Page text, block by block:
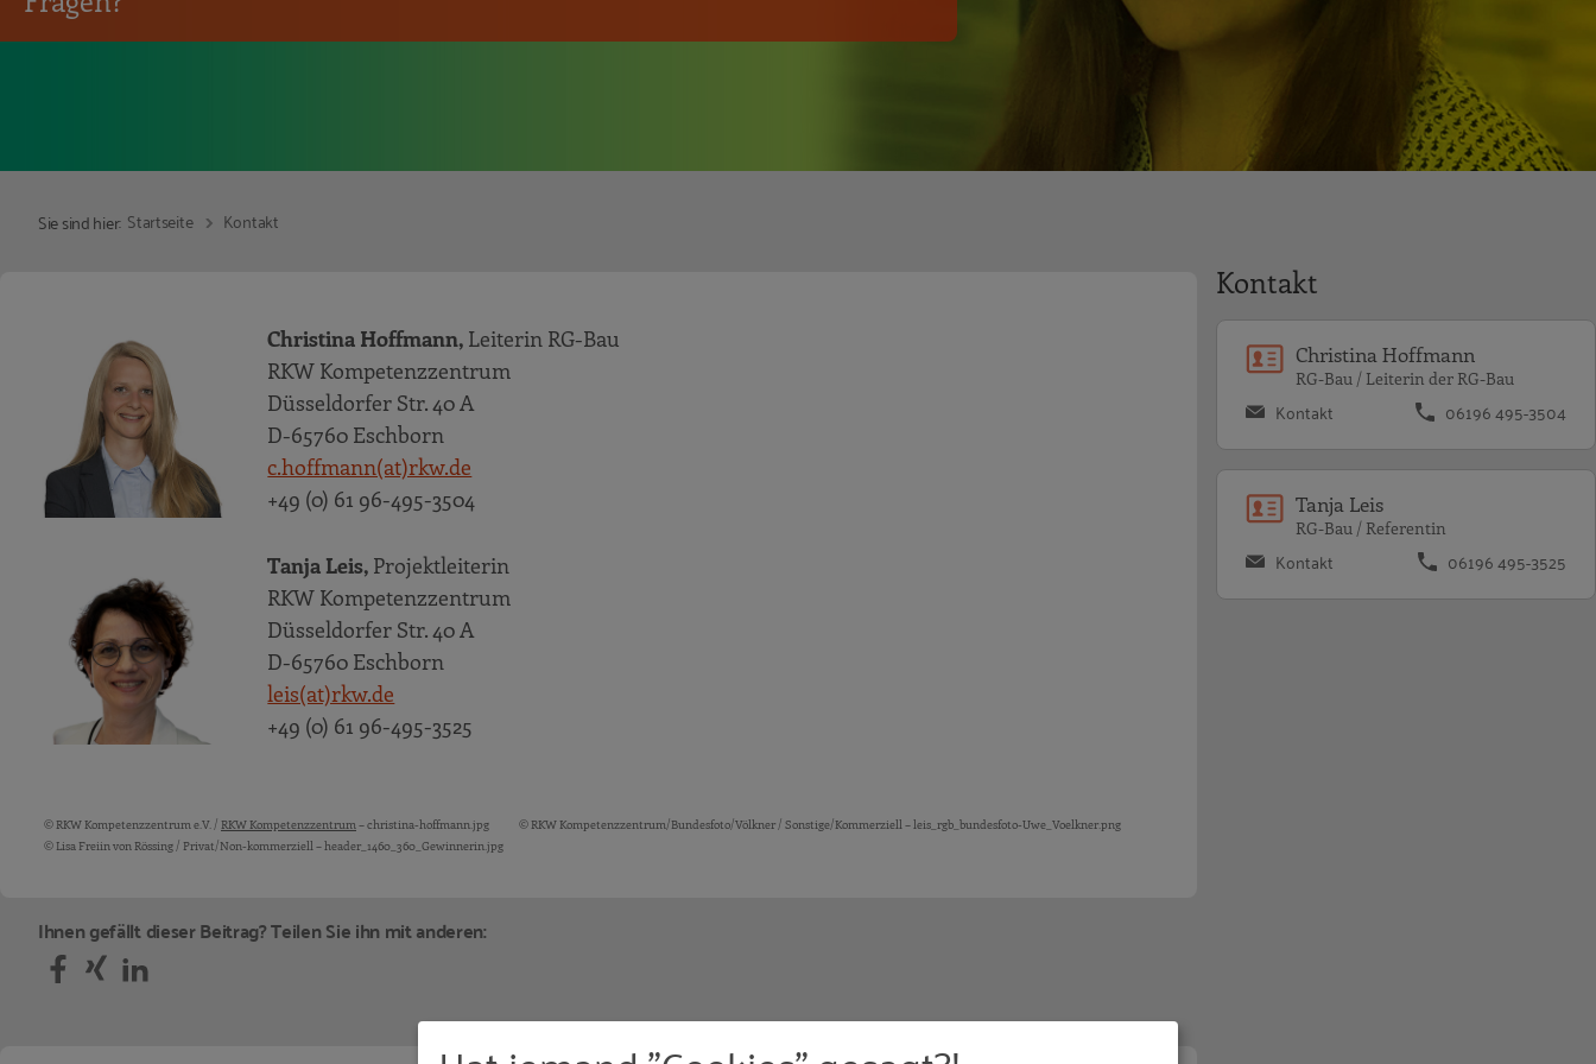
Sie sind hier: Startseite Kontakt
Christina Hoffmann, Leiterin RG-Bau
RKW Kompetenzzentrum
Düsseldorfer Str. 40 A
D-65760 Eschborn
c.hoffmann(at)rkw.de
+49 (0) 61 96-495-3504
Tanja Leis, Projektleiterin
RKW Kompetenzzentrum
Düsseldorfer Str. 40 A
D-65760 Eschborn
leis(at)rkw.de
+49 (0) 61 96-495-3525
Bildquellen und Copyright-Hinweise
© RKW Kompetenzzentrum e.V. / RKW Kompetenzzentrum – christina-hoffmann.jpg
© RKW Kompetenzzentrum/Bundesfoto/Völkner / Sonstige/Kommerziell – leis_rgb_bundesfoto-Uwe_Voelkner.png
© Lisa Freiin von Rössing / Privat/Non-kommerziell – header_1460_360_Gewinnerin.jpg
Ihnen gefällt dieser Beitrag? Teilen Sie ihn mit anderen:
Kontakt
Christina Hoffmann
RG-Bau / Leiterin der RG-Bau
Kontakt 06196 495-3504
Tanja Leis
RG-Bau / Referentin
Kontakt 06196 495-3525